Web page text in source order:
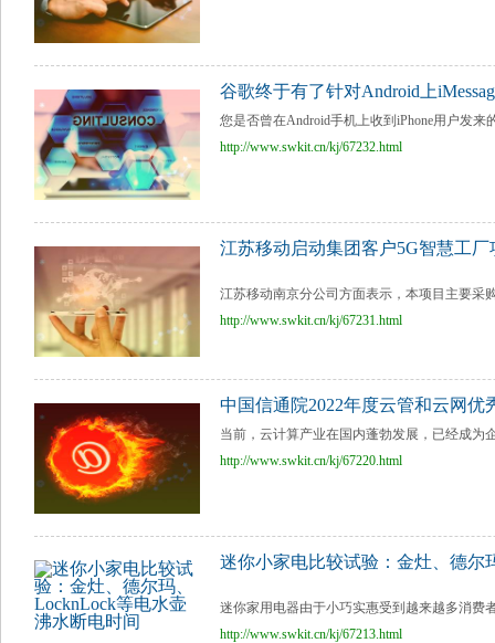
谷歌终于有了针对Android上
您是否曾在Android手机上收到iPhone用户发
http://www.swkit.cn/kj/67232.html
江苏移动启动集团客户5G智慧工
江苏移动南京分公司方面表示，本项目主要采
http://www.swkit.cn/kj/67231.html
中国信通院2022年度云管和云网优
当前，云计算产业在国内蓬勃发展，已经成为
http://www.swkit.cn/kj/67220.html
迷你小家电比较试验：金灶、德尔
迷你家用电器由于小巧实惠受到越来越多消费
http://www.swkit.cn/kj/67213.html